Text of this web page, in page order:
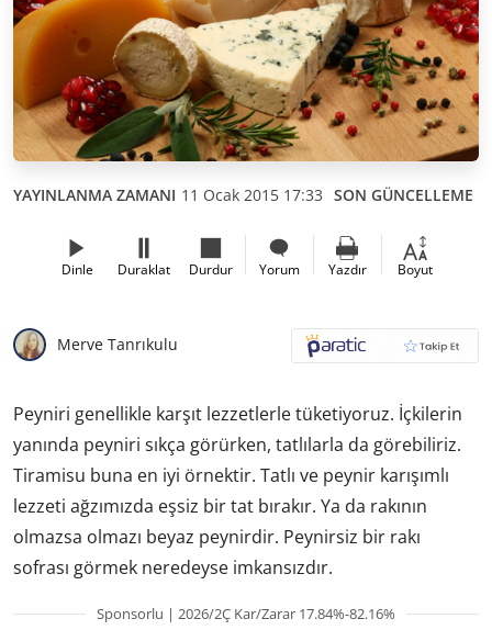
YAYINLANMA ZAMANI 11 Ocak 2015 17:33 SON GÜNCELLEME
Dinle Duraklat Durdur Yorum Yazdır Boyut
Merve Tanrıkulu
Peyniri genellikle karşıt lezzetlerle tüketiyoruz. İçkilerin
yanında peyniri sıkça görürken, tatlılarla da görebiliriz.
Tiramisu buna en iyi örnektir. Tatlı ve peynir karışımlı
lezzeti ağzımızda eşsiz bir tat bırakır. Ya da rakının
olmazsa olmazı beyaz peynirdir. Peynirsiz bir rakı
sofrası görmek neredeyse imkansızdır.
Sponsorlu | 2026/2Ç Kar/Zarar 17.84%-82.16%